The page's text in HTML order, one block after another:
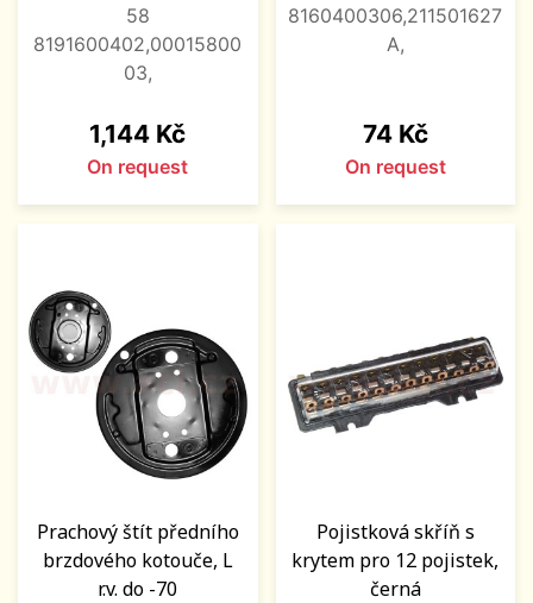
58
8191600402,00015800
03,
Price
1,144 Kč
On request
8160400306,211501627
A,
Price
74 Kč
On request
Prachový štít předního
brzdového kotouče, L
r.v. do -70
Pojistková skříň s
krytem pro 12 pojistek,
černá